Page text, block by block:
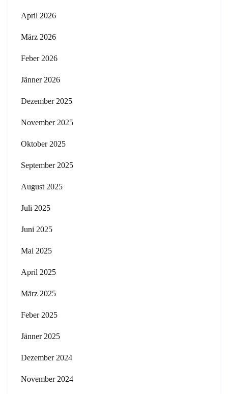
April 2026
März 2026
Feber 2026
Jänner 2026
Dezember 2025
November 2025
Oktober 2025
September 2025
August 2025
Juli 2025
Juni 2025
Mai 2025
April 2025
März 2025
Feber 2025
Jänner 2025
Dezember 2024
November 2024